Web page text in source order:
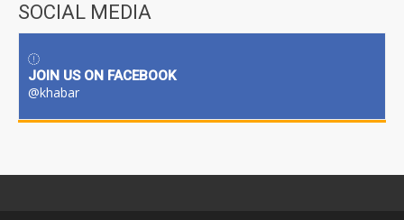
SOCIAL MEDIA
JOIN US ON FACEBOOK
@khabar